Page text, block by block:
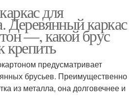
для
Деревянный каркас
—, какой брус
крепить
предусматривает
брусьев. Преимущественно
из металла, она долговечнее и